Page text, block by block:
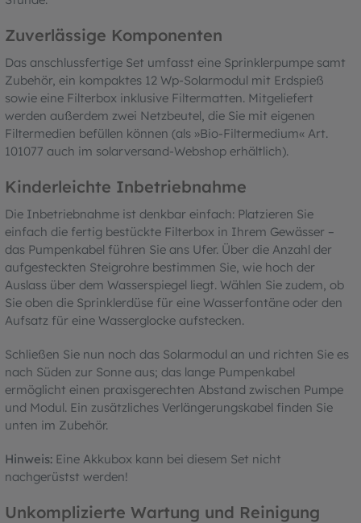
Zuverlässige Komponenten
Das anschlussfertige Set umfasst eine Sprinklerpumpe samt
Zubehör, ein kompaktes 12 Wp-Solarmodul mit Erdspieß
sowie eine Filterbox inklusive Filtermatten. Mitgeliefert
werden außerdem zwei Netzbeutel, die Sie mit eigenen
Filtermedien befüllen können (als »Bio-Filtermedium« Art.
101077 auch im solarversand-Webshop erhältlich).
Kinderleichte Inbetriebnahme
Die Inbetriebnahme ist denkbar einfach: Platzieren Sie
einfach die fertig bestückte Filterbox in Ihrem Gewässer –
das Pumpenkabel führen Sie ans Ufer. Über die Anzahl der
aufgesteckten Steigrohre bestimmen Sie, wie hoch der
Auslass über dem Wasserspiegel liegt. Wählen Sie zudem, ob
Sie oben die Sprinklerdüse für eine Wasserfontäne oder den
Aufsatz für eine Wasserglocke aufstecken.
Schließen Sie nun noch das Solarmodul an und richten Sie es
nach Süden zur Sonne aus; das lange Pumpenkabel
ermöglicht einen praxisgerechten Abstand zwischen Pumpe
und Modul. Ein zusätzliches Verlängerungskabel finden Sie
unten im Zubehör.
Hinweis: Eine Akkubox kann bei diesem Set nicht
nachgerüstst werden!
Unkomplizierte Wartung und Reinigung